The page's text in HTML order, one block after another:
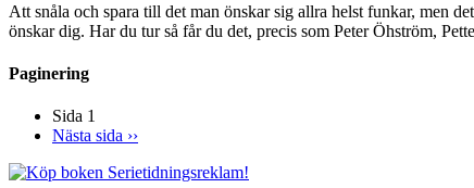
Att snåla och spara till det man önskar sig allra helst funkar, men
önskar dig. Har du tur så får du det, precis som Peter Öhström,
Paginering
Sida 1
Nästa sida ››